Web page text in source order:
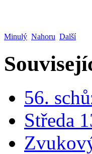
Minulý Nahoru Další
56.
Středa